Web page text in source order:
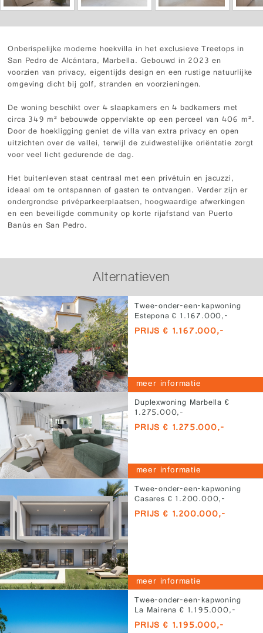
Onberispelijke moderne hoekvilla in het exclusieve Treetops in
San Pedro de Alcántara, Marbella. Gebouwd in 2023 en
voorzien van privacy, eigentijds design en een rustige natuurlijke
omgeving dicht bij golf, stranden en voorzieningen.
De woning beschikt over 4 slaapkamers en 4 badkamers met
circa 349 m² bebouwde oppervlakte op een perceel van 406 m².
Door de hoekligging geniet de villa van extra privacy en open
uitzichten over de vallei, terwijl de zuidwestelijke oriëntatie zorgt
voor veel licht gedurende de dag.
Het buitenleven staat centraal met een privétuin en jacuzzi,
ideaal om te ontspannen of gasten te ontvangen. Verder zijn er
ondergrondse privéparkeerplaatsen, hoogwaardige afwerkingen
en een beveiligde community op korte rijafstand van Puerto
Banús en San Pedro.
Alternatieven
Twee-onder-een-kapwoning
Estepona € 1.167.000,-
PRIJS € 1.167.000,-
meer informatie
Duplexwoning Marbella €
1.275.000,-
PRIJS € 1.275.000,-
meer informatie
Twee-onder-een-kapwoning
Casares € 1.200.000,-
PRIJS € 1.200.000,-
meer informatie
Twee-onder-een-kapwoning
La Mairena € 1.195.000,-
PRIJS € 1.195.000,-